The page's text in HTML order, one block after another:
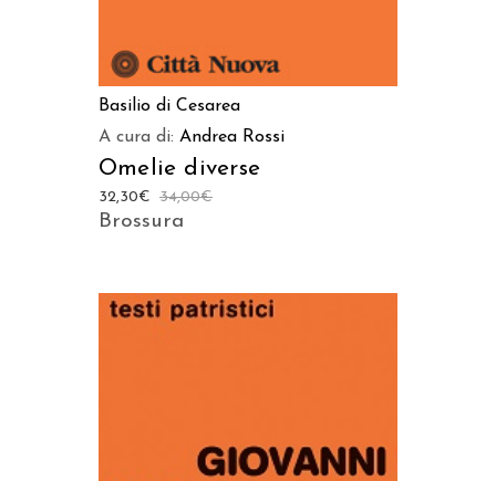
Basilio di Cesarea
A cura di: Andrea Rossi
Omelie diverse
34,00€
32,30€
Brossura